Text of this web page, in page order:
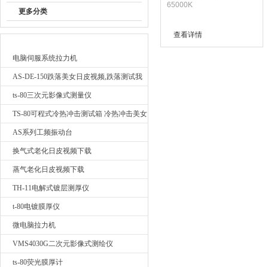
广东日皮软件视频检测仪器有限公司
更多分类
电脑伺服系统拉力机
AS-DE-150跌落美女日皮视频,跌落测试我
要询价
ts-80三次元影像式测量仪
TS-80可程式冷热冲击测试箱 冷热冲击美女
日皮视频
AS系列工频振动台
换气式老化日皮视频下载
蒸气老化日皮视频下载
TH-11电解式镀层测厚仪
t-80电镀膜厚仪
微电脑拉力机
VMS4030G二次元影像式测绘仪
ts-80荧光膜厚计
65000K
查看详情